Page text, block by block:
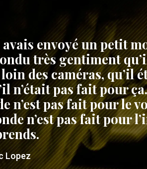
avais envoyé un petit
très gentiment
des caméras, qu’il
n’était pas fait pour
n’est pas fait pour le
n’est pas fait pour
Lopez